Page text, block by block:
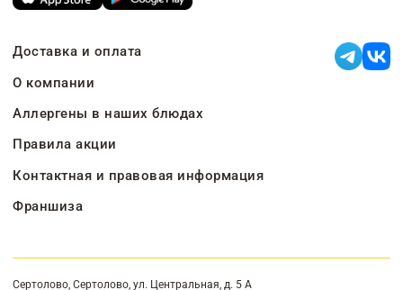
Доставка и оплата
О компании
Аллергены в наших блюдах
Правила акции
Контактная и правовая информация
Франшиза
Сертолово, Сертолово, ул. Центральная, д. 5 А